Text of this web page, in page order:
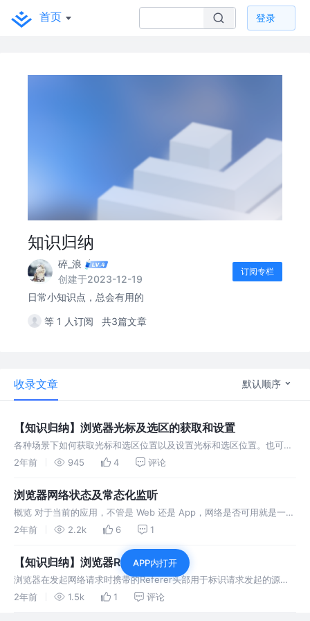
首页 登录
知识归纳
碎_浪
创建于2023-12-19
订阅专栏
日常小知识点，总会有用的
等 1 人订阅 共3篇文章
收录文章 默认顺序
【知识归纳】浏览器光标及选区的获取和设置
各种场景下如何获取光标和选区位置以及设置光标和选区位置。也可以
通过点击事件获得光标应该处于的Range对象。
2年前 945 4 评论
浏览器网络状态及常态化监听
概览 对于当前的应用，不管是 Web 还是 App，网络是否可用就是一个
应用是否可用的基本条件了。 本次从系统是否断网以及如何区分内外网
2年前 2.2k 6 1
【知识归纳】浏览器Referer策略
浏览器在发起网络请求时携带的Referer头部用于标识请求发起的源页
面地址。我们可以通过修改策略来让浏览器携带不同形式的referer！
2年前 1.5k 1 评论
APP内打开